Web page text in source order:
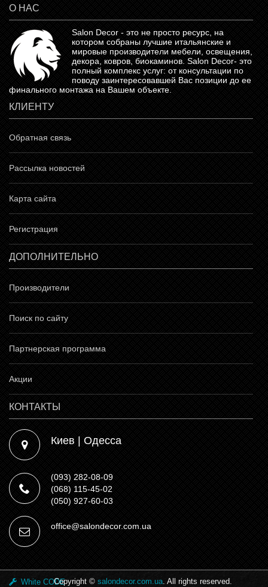
О НАС
Salon Decor - это не просто ресурс, на
котором собраны лучшие итальянские и
мировые производители мебели, освещения,
декора, ковров, биокаминов. Salon Decor- это
полный комплекс услуг: от консультации по
поводу заинтересовавшей Вас позиции до ее
финального монтажа на Вашем объекте.
КЛИЕНТУ
Обратная связь
Рассылка новостей
Карта сайта
Регистрация
ДОПОЛНИТЕЛЬНО
Производители
Поиск по сайту
Партнерская программа
Акции
КОНТАКТЫ
Киев | Одесса
(093) 282-08-09
(068) 115-45-02
(050) 927-60-03
office@salondecor.com.ua
White CODECopyright © salondecor.com.ua. All rights reserved.